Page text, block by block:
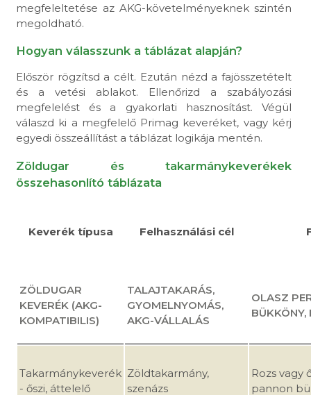
megfeleltetése az AKG-követelményeknek szintén
megoldható.
Hogyan válasszunk a táblázat alapján?
Először rögzítsd a célt. Ezután nézd a fajösszetételt
és a vetési ablakot. Ellenőrizd a szabályozási
megfelelést és a gyakorlati hasznosítást. Végül
válaszd ki a megfelelő Primag keveréket, vagy kérj
egyedi összeállítást a táblázat logikája mentén.
Zöldugar és takarmánykeverékek
összehasonlító táblázata
Keverék típusa Felhasználási cél
ZÖLDUGAR
KEVERÉK (AKG-
KOMPATIBILIS)
TALAJTAKARÁS,
GYOMELNYOMÁS,
AKG-VÁLLALÁS
OLASZ
BÜKKÖNY,
Takarmánykeverék
- őszi, áttelelő
Zöldtakarmány,
szenázs
Rozs vagy
pannon